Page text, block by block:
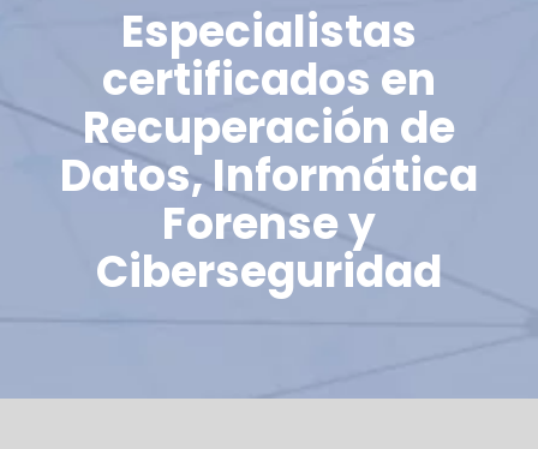
Especialistas
certificados en
Recuperación de
Datos, Informática
Forense y
Ciberseguridad